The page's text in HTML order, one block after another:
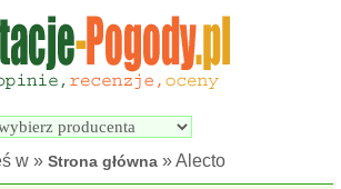
Wyszukiwarka
pogodowych
w » Strona główna» Alecto